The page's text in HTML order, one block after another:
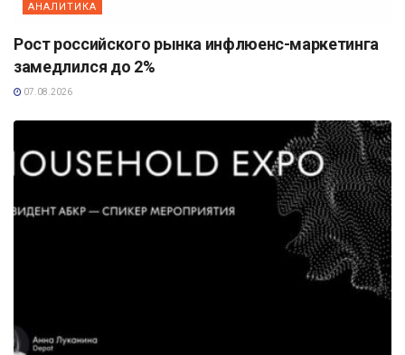
АНАЛИТИКА
Рост российского рынка инфлюенс-маркетинга
замедлился до 2%
07.08.2026